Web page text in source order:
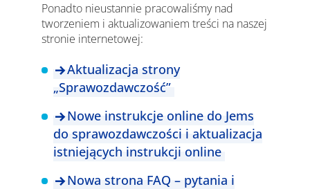
Ponadto nieustannie pracowaliśmy nad
tworzeniem i aktualizowaniem treści na naszej
stronie internetowej:
Aktualizacja strony
„Sprawozdawczość”
Nowe instrukcje online do Jems
do sprawozdawczości i aktualizacja
istniejących instrukcji online
Nowa strona FAQ – pytania i